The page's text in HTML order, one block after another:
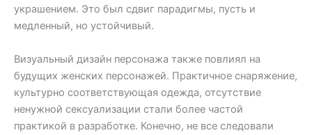
украшением. Это был сдвиг парадигмы, пусть и
медленный, но устойчивый.
Визуальный дизайн персонажа также повлиял на
будущих женских персонажей. Практичное снаряжение,
культурно соответствующая одежда, отсутствие
ненужной сексуализации стали более частой
практикой в разработке. Конечно, не все следовали